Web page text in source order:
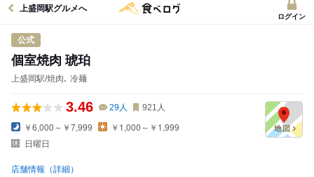
上盛岡駅グルメへ
ログイン
公式
個室焼肉 琥珀
上盛岡駅/焼肉､ 冷麺
3.46 29人 921 人
￥6,000～￥7,999
￥1,000～￥1,999
日曜日
店舗情報（詳細）